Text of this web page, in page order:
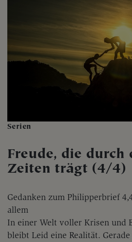
Serien
Freude, die durch
Zeiten trägt (4/4)
Gedanken zum Philipperbrief
allem
In einer Welt voller Krisen und
bleibt Leid eine Realität.